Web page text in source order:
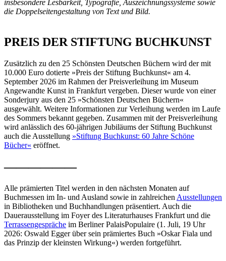
insbesondere Lesbarkeit, Typografie, Auszeichnungssysteme sowie
die Doppelseitengestaltung von Text und Bild.
PREIS DER STIFTUNG BUCHKUNST
Zusätzlich zu den 25 Schönsten Deutschen Büchern wird der mit
10.000 Euro dotierte »Preis der Stiftung Buchkunst« am 4.
September 2026 im Rahmen der Preisverleihung im Museum
Angewandte Kunst in Frankfurt vergeben. Dieser wurde von einer
Sonderjury aus den 25 »Schönsten Deutschen Büchern«
ausgewählt. Weitere Informationen zur Verleihung werden im Laufe
des Sommers bekannt gegeben. Zusammen mit der Preisverleihung
wird anlässlich des 60-jährigen Jubiläums der Stiftung Buchkunst
auch die Ausstellung »Stiftung Buchkunst: 60 Jahre Schöne
Bücher« eröffnet.
——————
Alle prämierten Titel werden in den nächsten Monaten auf
Buchmessen im In- und Ausland sowie in zahlreichen Ausstellungen
in Bibliotheken und Buchhandlungen präsentiert. Auch die
Dauerausstellung im Foyer des Literaturhauses Frankfurt und die
Terrassengespräche im Berliner PalaisPopulaire (1. Juli, 19 Uhr
2026: Oswald Egger über sein prämiertes Buch »Oskar Fiala und
das Prinzip der kleinsten Wirkung«) werden fortgeführt.